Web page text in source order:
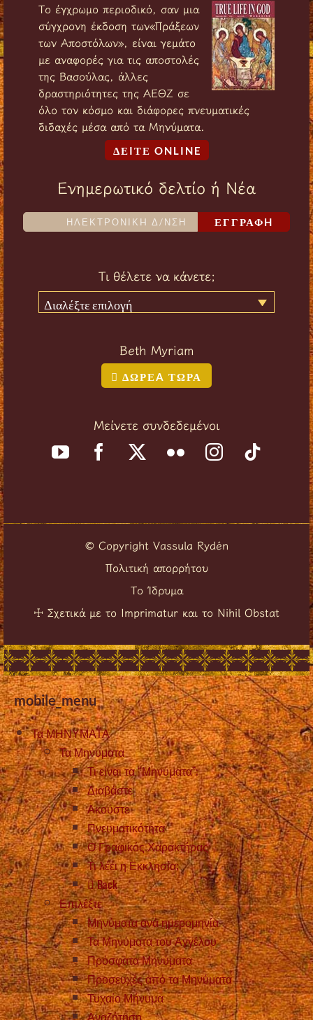
Tο έγχρωμο περιοδικό, σαν μια
σύγχρονη έκδοση των«Πράξεων
των Αποστόλων», είναι γεμάτο
με αναφορές για τις αποστολές
της Βασούλας, άλλες
δραστηριότητες της ΑΕΘΖ σε
όλο τον κόσμο και διάφορες πνευματικές
διδαχές μέσα από τα Μηνύματα.
ΔΕIΤΕ ONLINE
Ενημερωτικό δελτίο ή Νέα
ΕΓΓΡΑΦH
Τι θέλετε να κάνετε;
Διαλέξτε επιλογή
Beth Myriam
ΔΩΡΕA ΤΩΡΑ
Μείνετε συνδεδεμένοι
©Copyright Vassula Rydén
Πολιτική απορρήτου
Το Ίδρυμα
☩ Σχετικά με το Imprimatur και το Nihil Obstat
mobile_menu
Τα ΜΗΝΥΜΑΤΑ
Τα Μηνυματα
Τι είναι τα “Μηνύματα”;
Διαβάστε
Ακούστε
Πνευματικότητα
Ο Γραφικός Χαρακτήρας
Τι λέει η Εκκλησία;
Back
Επιλέξτε
Μηνύματα ανά ημερομηνία
Τα Μηνύματα του Αγγέλου
Πρόσφατα Μηνύματα
Προσευχές από τα Μηνύματα
Τυχαίο Μήνυμα
Αναζήτηση